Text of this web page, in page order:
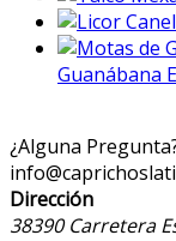
Guanábana
¿Alguna
Dirección
38390 Carretera